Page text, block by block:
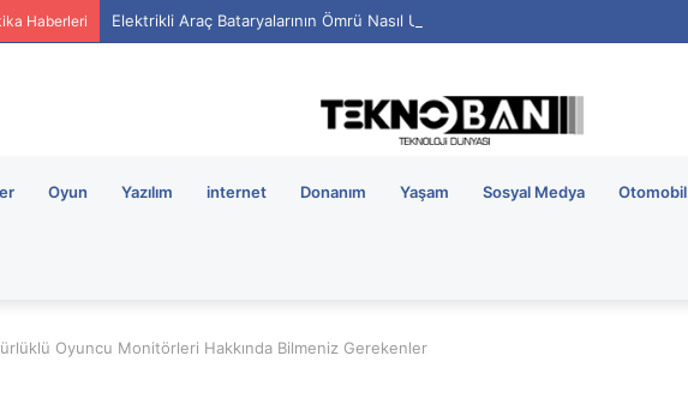
Haberleri Elektrikli Araç Bataryalarının Ömrü Nasıl Uzatılır?
Oyun Yazılım internet Donanım Yaşam Sosyal Medya Otomobil
Oyuncu Monitörleri Hakkında Bilmeniz Gerekenler